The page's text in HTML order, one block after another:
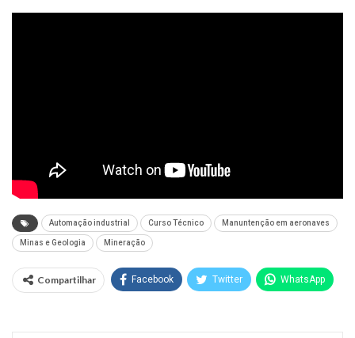
Automação industrial Curso Técnico Manuntenção em aeronaves
Minas e Geologia Mineração
Compartilhar Facebook Twitter WhatsApp